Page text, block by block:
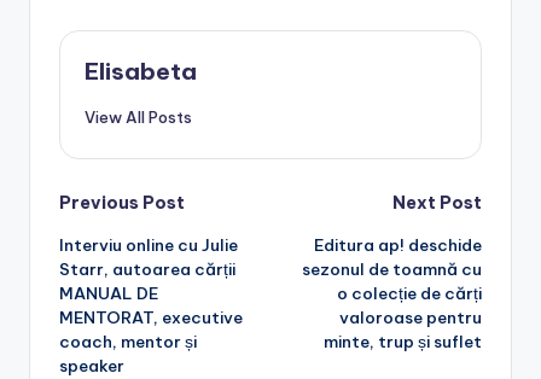
Elisabeta
View All Posts
Post
navigation
Previous Post
Interviu online cu Julie
Starr, autoarea cărții
MANUAL DE
MENTORAT, executive
coach, mentor și
speaker
Next Post
Editura ap! deschide
sezonul de toamnă cu
o colecție de cărți
valoroase pentru
minte, trup și suflet